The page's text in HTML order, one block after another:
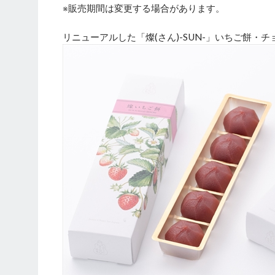
※販売期間は変更する場合があります。
リニューアルした「燦(さん)-SUN-」いちご餅・チ